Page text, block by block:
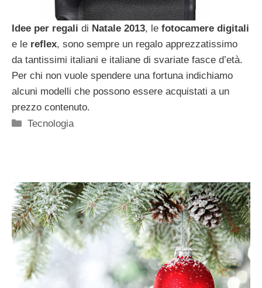
Idee per regali di Natale 2013, le fotocamere digitali
e le reflex, sono sempre un regalo apprezzatissimo
da tantissimi italiani e italiane di svariate fasce d’età.
Per chi non vuole spendere una fortuna indichiamo
alcuni modelli che possono essere acquistati a un
prezzo contenuto.
Categorie
Tecnologia